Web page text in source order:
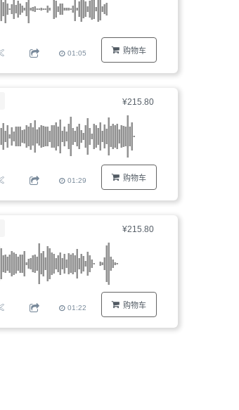
购物车
01:05
¥215.80
购物车
01:29
¥215.80
购物车
01:22